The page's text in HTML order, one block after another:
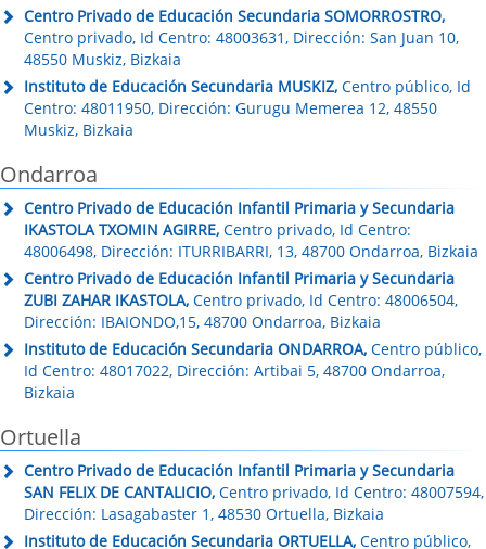
Centro Privado de Educación Secundaria SOMORROSTRO,
Centro privado, Id Centro: 48003631, Dirección: San Juan 10,
48550 Muskiz, Bizkaia
Instituto de Educación Secundaria MUSKIZ, Centro público, Id
Centro: 48011950, Dirección: Gurugu Memerea 12, 48550
Muskiz, Bizkaia
Ondarroa
Centro Privado de Educación Infantil Primaria y Secundaria
IKASTOLA TXOMIN AGIRRE, Centro privado, Id Centro:
48006498, Dirección: ITURRIBARRI, 13, 48700 Ondarroa, Bizkaia
Centro Privado de Educación Infantil Primaria y Secundaria
ZUBI ZAHAR IKASTOLA, Centro privado, Id Centro: 48006504,
Dirección: IBAIONDO,15, 48700 Ondarroa, Bizkaia
Instituto de Educación Secundaria ONDARROA, Centro público,
Id Centro: 48017022, Dirección: Artibai 5, 48700 Ondarroa,
Bizkaia
Ortuella
Centro Privado de Educación Infantil Primaria y Secundaria
SAN FELIX DE CANTALICIO, Centro privado, Id Centro: 48007594,
Dirección: Lasagabaster 1, 48530 Ortuella, Bizkaia
Instituto de Educación Secundaria ORTUELLA, Centro público,